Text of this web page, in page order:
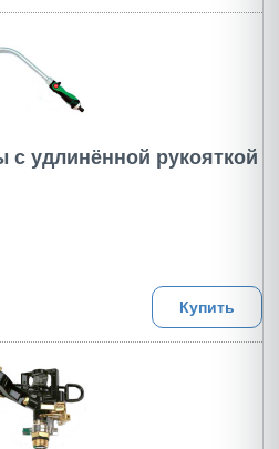
удлинённой рукояткой
Купить